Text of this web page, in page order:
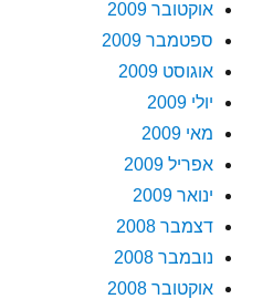
אוקטובר 2009
ספטמבר 2009
אוגוסט 2009
יולי 2009
מאי 2009
אפריל 2009
ינואר 2009
דצמבר 2008
נובמבר 2008
אוקטובר 2008